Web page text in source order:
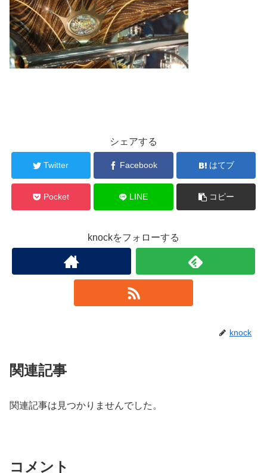
シェアする
Twitter Facebook はてブ
Pocket LINE コピー
knockをフォローする
knock
関連記事
関連記事は見つかりませんでした。
コメント